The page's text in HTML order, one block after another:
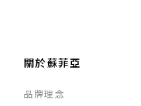
關於蘇菲亞
品牌理念